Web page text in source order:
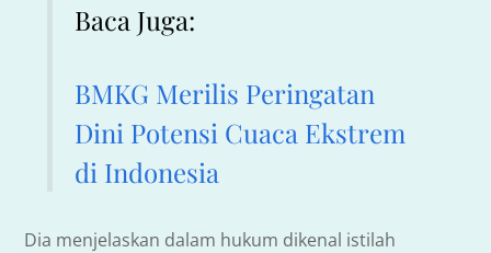
Baca Juga:
BMKG Merilis Peringatan
Dini Potensi Cuaca Ekstrem
di Indonesia
Dia menjelaskan dalam hukum dikenal istilah